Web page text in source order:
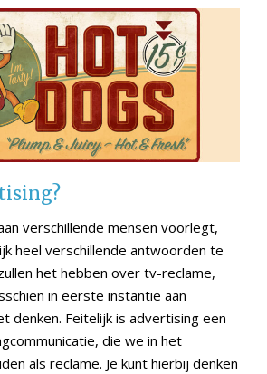
verschillende mensen voorlegt,
heel verschillende antwoorden te
het hebben over tv-reclame,
in eerste instantie aan
denken. Feitelijk is advertising een
die we in het
als reclame. Je kunt hierbij denken